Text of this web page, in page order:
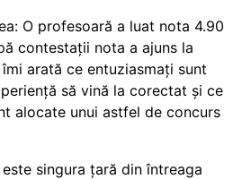
O profesoară a luat nota 4.90
contestații nota a ajuns la
arată ce entuziasmați sunt
să vină la corectat și ce
alocate unui astfel de concurs
singura țară din întreaga